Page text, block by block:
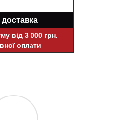
від 3 000 грн.
оплати